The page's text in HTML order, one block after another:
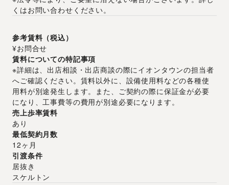
くはお問い合わせください。
参考賃料（税込）
¥お問合せ
賃料についての特記事項
※詳細は、出店相談・出店商談の際にイオンタウンの担当者
へご確認ください。賃料以外に、設備使用料などの各種使
用料が別途発生します。また、ご契約の際に保証金が必要
になり、工事費等の費用が別途必要になります。
売上歩率賃料
あり
最低契約月数
12ヶ月
引渡条件
居抜き
スケルトン